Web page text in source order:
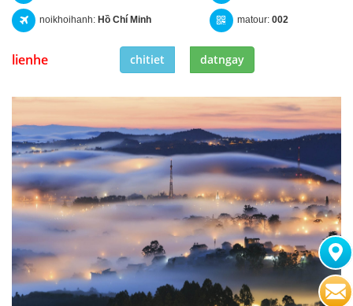
noikhoihanh: Hồ Chí Minh matour: 002
lienhe chitiet datngay